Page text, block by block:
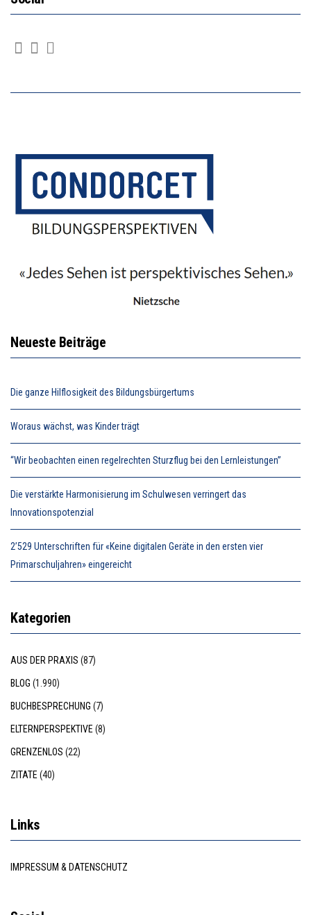
Neueste Beiträge
Die ganze Hilflosigkeit des Bildungsbürgertums
Woraus wächst, was Kinder trägt
“Wir beobachten einen regelrechten Sturzflug bei den Lernleistungen”
Die verstärkte Harmonisierung im Schulwesen verringert das
Innovationspotenzial
2’529 Unterschriften für «Keine digitalen Geräte in den ersten vier
Primarschuljahren» eingereicht
Kategorien
AUS DER PRAXIS (87)
BLOG (1.990)
BUCHBESPRECHUNG (7)
ELTERNPERSPEKTIVE (8)
GRENZENLOS (22)
ZITATE (40)
Links
IMPRESSUM & DATENSCHUTZ